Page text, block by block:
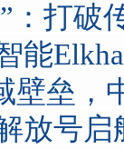
：打破
能
壁垒，
放号